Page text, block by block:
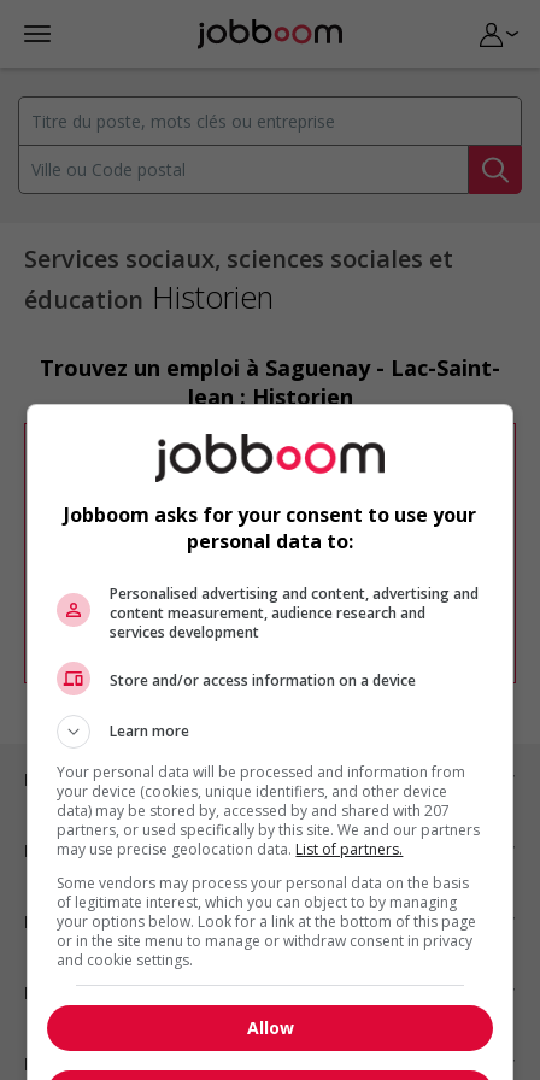
Services sociaux, sciences sociales et
éducation Historien
Trouvez un emploi à Saguenay - Lac-Saint-
Jean : Historien
Désolé, cette recherche n'a produit aucun
résultat.
Veuillez faire une nouvelle recherche.
Vous pouvez en tout temps utiliser nos
chercher un poste selon votre profil
d'intérêt en emploi en vousinscrivant
comme membre Jobboom.
Emplois par ville
Emplois par secteur
Emplois par statut
Emplois par type
Nos suggestions
Jobboom asks for your consent to use your
personal data to:
Personalised advertising and content, advertising and
content measurement, audience research and
services development
Store and/or access information on a device
Learn more
Your personal data will be processed and information from
your device (cookies, unique identifiers, and other device
data) may be stored by, accessed by and shared with 207
partners, or used specifically by this site. We and our partners
may use precise geolocation data. List of partners.
Some vendors may process your personal data on the basis
of legitimate interest, which you can object to by managing
your options below. Look for a link at the bottom of this page
or in the site menu to manage or withdraw consent in privacy
and cookie settings.
Allow